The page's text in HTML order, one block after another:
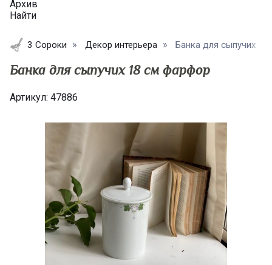
Архив
Найти
3 Сороки Декор интерьера Банка для сыпучих
Банка для сыпучих 18 см фарфор
Артикул: 47886